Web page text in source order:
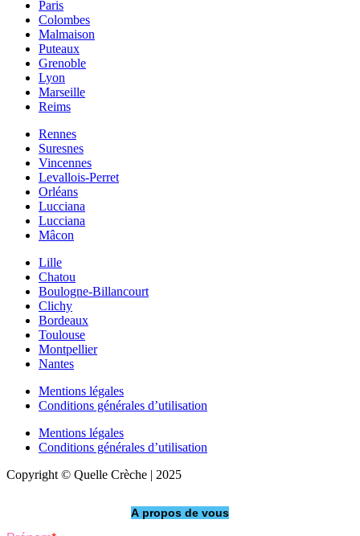
Paris
Colombes
Malmaison
Puteaux
Grenoble
Lyon
Marseille
Reims
Rennes
Suresnes
Vincennes
Levallois-Perret
Orléans
Lucciana
Lucciana
Mâcon
Lille
Chatou
Boulogne-Billancourt
Clichy
Bordeaux
Toulouse
Montpellier
Nantes
Mentions légales
Conditions générales d’utilisation
Mentions légales
Conditions générales d’utilisation
Copyright © Quelle Crèche | 2025